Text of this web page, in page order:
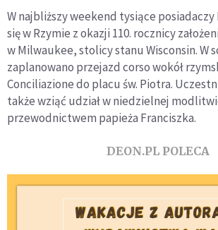
W najbliższy weekend tysiące
się w Rzymie z okazji 110. rocznicy
w Milwaukee, stolicy stanu Wisconsin. W
zaplanowano przejazd corso wokół
Conciliazione do placu św. Piotra.
także wziąć udział w niedzielnej
przewodnictwem papieża Franciszka.
DEON.PL POLECA